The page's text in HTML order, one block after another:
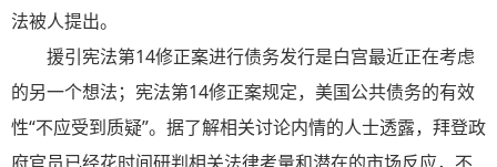
法被人提出。
援引宪法第14修正案进行债务发行是白宫最近正在考虑
的另一个想法； 宪法第14修正案规定，美国公共债务的有效
性“不应受到质疑”。据了解相关讨论内情的人士透露， 拜登政